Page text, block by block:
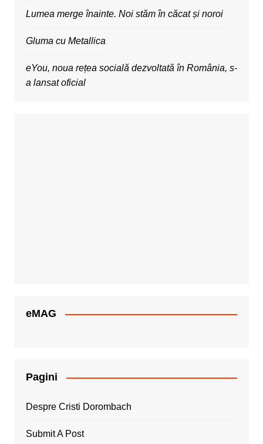
Lumea merge înainte. Noi stăm în căcat și noroi
Gluma cu Metallica
eYou, noua rețea socială dezvoltată în România, s-
a lansat oficial
eMAG
Pagini
Despre Cristi Dorombach
Submit A Post